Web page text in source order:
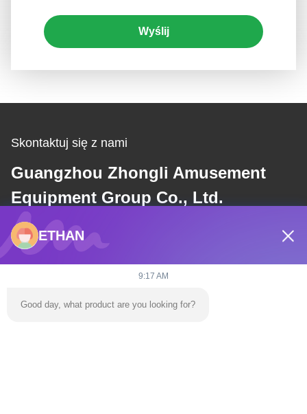
Wyślij
Skontaktuj się z nami
Guangzhou Zhongli Amusement
Equipment Group Co., Ltd.
E-mail
dannie@zhongliyoule.com
ETHAN
9:17 AM
Good day, what product are you looking for?